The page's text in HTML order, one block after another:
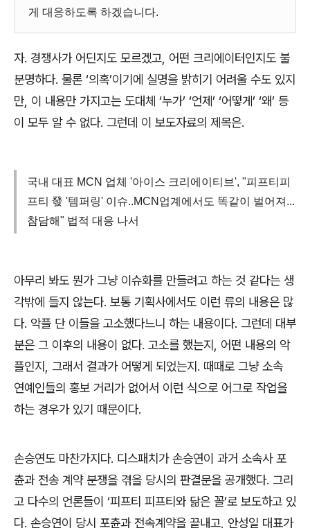
게 대응하도록 하겠습니다.
자. 경쟁사가 어딘지도 모르겠고, 어떤 크리에이터인지도 불
분명하다. 물론 ‘의혹’이기에 실명을 밝히기 어려울 수도 있지
만, 이 내용만 가지고는 도대체 ‘누가’ ‘언제’ ‘어떻게’ ‘왜’ 등
이 모두 알 수 없다. 그런데 이 보도자료의 제목은.
국내 대표 MCN 업체 '아이스 크리에이티브', "피프티피
프티 發 '템퍼링' 이슈..MCN업계에서도 똑같이 벌어져...
참담해" 법적 대응 나서
아무리 봐도 뭔가 그냥 이슈화를 만들려고 하는 것 같다는 생
각밖에 들지 않는다. 보통 기획사에서도 이런 류의 내용은 많
다. 악플 단 이들을 고소했다느니 하는 내용이다. 그런데 대부
분은 그 이후의 내용이 없다. 고소를 했는지 , 어떤 내용의 악
플인지 , 그래서 결과가 어떻게 되었는지 . 때때로 그냥 소속
연예인들의 홍보 거리가 없어서 이런 식으로 어그로 작업을
하는 경우가 있기 때문이다.
손승연도 마찬가지다. 디스패치가 손승연이 과거 소속사 포
츈과 전송 계약 분쟁을 겪을 당시의 판결문을 공개했다. 그리
고 다수의 언론들이 ‘피프티 피프티와 닮은 꼴’로 보도하고 있
다. 손승연이 당시 포츈과 전속계약을 끝내고, 안성일 대표가